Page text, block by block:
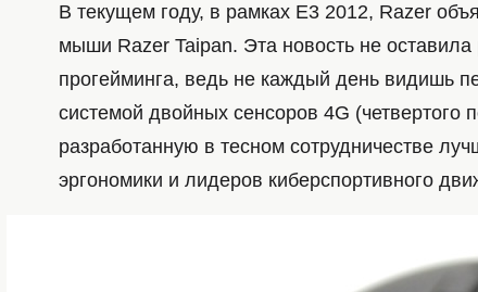
В текущем году, в рамках E3 2012, Razer
мыши Razer Taipan. Эта новость не
прогейминга, ведь не каждый день видишь
системой двойных сенсоров 4G
разработанную в тесном сотрудничестве
эргономики и лидеров киберспортивного